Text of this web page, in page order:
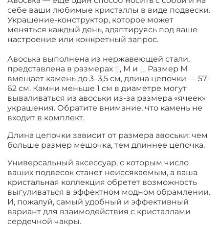
себе ваши любимые кристаллы в виде подвески.
Украшение-конструктор, которое может
меняться каждый день, адаптируясь под ваше
настроение или конкретный запрос.
Авоська выполнена из нержавеющей стали,
представлена в размерах S, M и L. Размер M
вмещает камень до 3–3,5 см, длина цепочки — 57–
62 см. Камни меньше 1 см в диаметре могут
вываливаться из авоськи из-за размера «ячеек»
украшения. Обратите внимание, что камень не
входит в комплект.
Длина цепочки зависит от размера авоськи: чем
больше размер мешочка, тем длиннее цепочка.
Универсальный аксессуар, с которым число
ваших подвесок станет неиссякаемым, а ваша
кристальная коллекция обретет возможность
выгуливаться в эффектном модном обрамлении.
И, пожалуй, самый удобный и эффективный
вариант для взаимодействия с кристаллами
сердечной чакры.